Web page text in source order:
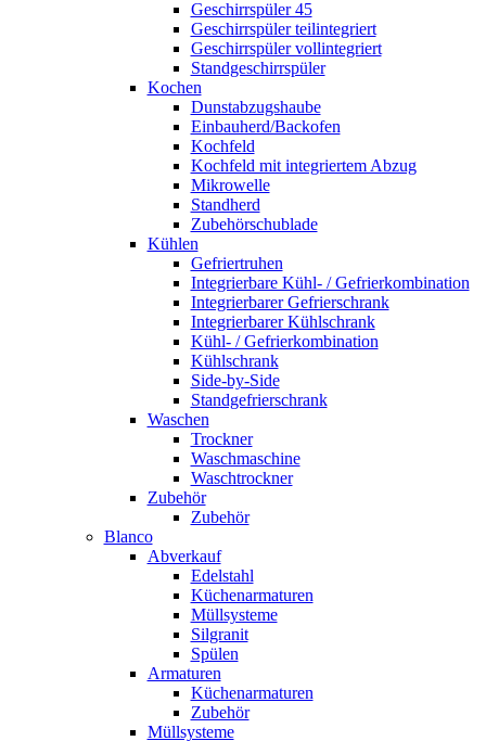
Geschirrspüler 45
Geschirrspüler teilintegriert
Geschirrspüler vollintegriert
Standgeschirrspüler
Kochen
Dunstabzugshaube
Einbauherd/Backofen
Kochfeld
Kochfeld mit integriertem Abzug
Mikrowelle
Standherd
Zubehörschublade
Kühlen
Gefriertruhen
Integrierbare Kühl- / Gefrierkombination
Integrierbarer Gefrierschrank
Integrierbarer Kühlschrank
Kühl- / Gefrierkombination
Kühlschrank
Side-by-Side
Standgefrierschrank
Waschen
Trockner
Waschmaschine
Waschtrockner
Zubehör
Zubehör
Blanco
Abverkauf
Edelstahl
Küchenarmaturen
Müllsysteme
Silgranit
Spülen
Armaturen
Küchenarmaturen
Zubehör
Müllsysteme